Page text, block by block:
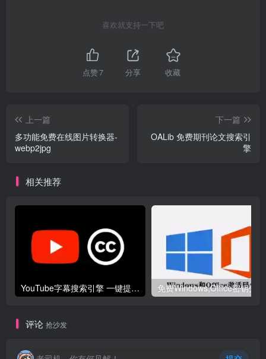
喜欢就支持一下吧
点赞7 分享 收藏
上一篇
多功能免费在线图片转换器-
webp2jpg
下一篇
OALib 免费期刊论文搜索引
擎
相关推荐
YouTube字幕搜索引擎 一键提取YouTube视频字幕- Filmot
评论 抢沙发